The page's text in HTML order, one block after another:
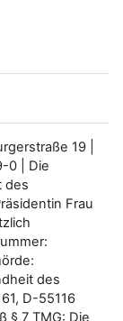
19 |
0 | Die
des
Frau
des
D-55116
§ 7 TMG: Die